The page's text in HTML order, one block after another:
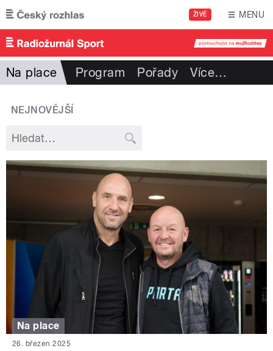
Přejít k hlavnímu obsahu
ŽIVĚ MENU
Na place Program Pořady Více…
NEJNOVĚJŠÍ
Na place
26. březen 2025